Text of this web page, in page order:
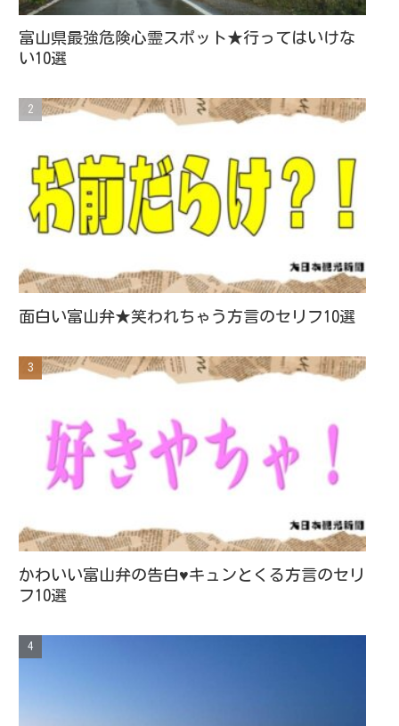
富山県最強危険心霊スポット★行ってはいけな
い10選
面白い富山弁★笑われちゃう方言のセリフ10選
かわいい富山弁の告白♥キュンとくる方言のセリ
フ10選